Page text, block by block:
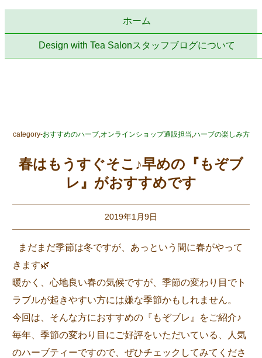
ホーム
Design with Tea Salonスタッフブログについて
category-おすすめのハーブ,オンラインショップ通販担当,ハーブの楽しみ方
春はもうすぐそこ♪早めの『もぞブ
レ』がおすすめです
2019年1月9日
まだまだ季節は冬ですが、あっという間に春がやって
きます🌿
暖かく、心地良い春の気候ですが、季節の変わり目でト
ラブルが起きやすい方には嫌な季節かもしれません。
今回は、そんな方におすすめの『もぞブレ』をご紹介♪
毎年、季節の変わり目にご好評をいただいている、人気
のハーブティーですので、ぜひチェックしてみてくださ